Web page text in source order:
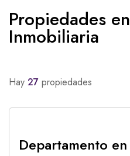
Propiedades
Inmobiliaria
Hay 27 propiedades
Departamento